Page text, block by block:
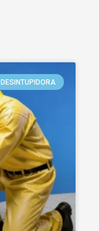
DESINTUPIDORA